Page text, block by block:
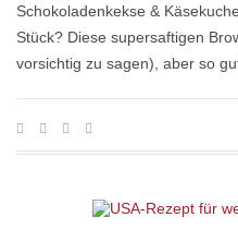
Schokoladenkekse &
Stück? Diese supersaftigen
vorsichtig zu sagen), aber so